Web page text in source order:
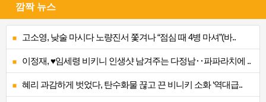
깜짝 뉴스
고소영, 낮술 마시다 노량진서 쫓겨나 “점심 때 4병 마셔”(바..
이정재, ♥임세령 비키니 인생샷 남겨주는 다정남‥파파라치에 ..
혜리 과감하게 벗었다, 탄수화물 끊고 끈 비니키 소화 ‘역대급..